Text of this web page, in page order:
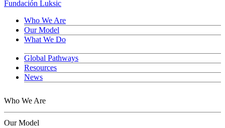
Fundación Luksic
Who We Are
Our Model
What We Do
Global Pathways
Resources
News
Who We Are
Our Model